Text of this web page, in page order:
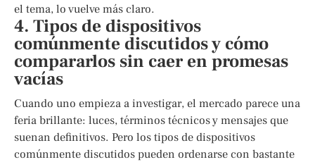
el tema, lo vuelve más claro.
4. Tipos de dispositivos
comúnmente discutidos y cómo
compararlos sin caer en promesas
vacías
Cuando uno empieza a investigar, el mercado parece una
feria brillante: luces, términos técnicos y mensajes que
suenan definitivos. Pero los tipos de dispositivos
comúnmente discutidos pueden ordenarse con bastante